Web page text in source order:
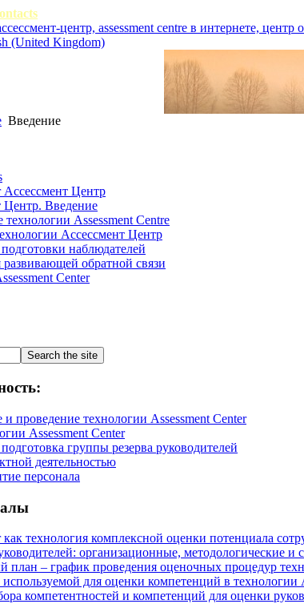
Введение
Ассессмент Центр
Центр. Введение
Assessment Centre
Ассессмент Центр
наблюдателей
развивающей обратной связи
Center
проведение технологии Assessment Center
Assessment Center
группы резерва руководителей
деятельностью
персонала
как технология комплексной оценки потенциала
организационные, методологические
план – график проведения оценочных процедур
для оценки компетенций в технологии
компетентностей и компетенций для оценки